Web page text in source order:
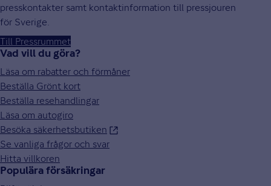
presskontakter samt kontaktinformation till pressjouren
för Sverige.
Till Pressrummet
Vad vill du göra?
Läsa om rabatter och förmåner
Beställa Grönt kort
Beställa resehandlingar
Läsa om autogiro
Besöka säkerhetsbutiken
Se vanliga frågor och svar
Hitta villkoren
Populära försäkringar